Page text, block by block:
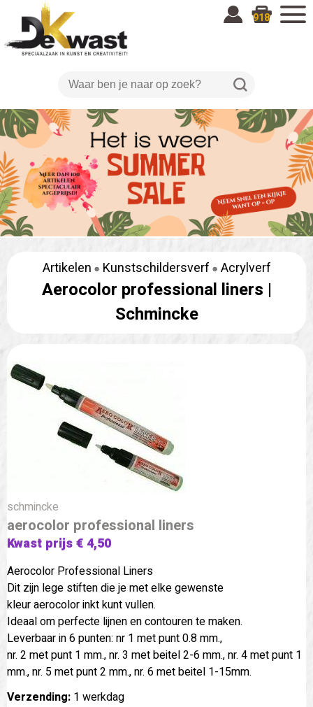
918
Artikelen Kunstschildersverf Acrylverf
Aerocolor professional liners |
Schmincke
schmincke
aerocolor professional liners
Kwast prijs € 4,50
Aerocolor Professional Liners
Dit zijn lege stiften die je met elke gewenste
kleur aerocolor inkt kunt vullen.
Ideaal om perfecte lijnen en contouren te maken.
Leverbaar in 6 punten: nr 1 met punt 0.8 mm.,
nr. 2 met punt 1 mm., nr. 3 met beitel 2-6 mm., nr. 4 met punt 1
mm., nr. 5 met punt 2 mm., nr. 6 met beitel 1-15mm.
Verzending: 1 werkdag